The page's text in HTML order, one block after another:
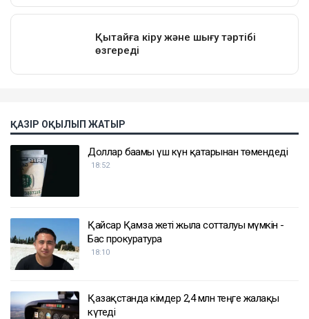
ҚАЗІР ОҚЫЛЫП ЖАТЫР
Доллар бағамы үш күн қатарынан төмендеді
18:52
Қайсар Қамза жеті жылға сотталуы мүмкін -
Бас прокуратура
18:10
Қазақстанда кімдер 2,4 млн теңге жалақы
күтеді